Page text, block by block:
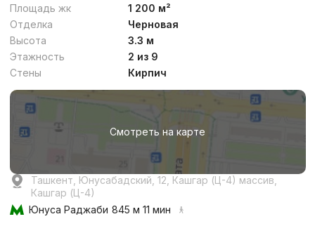
Площадь жк
1 200 м²
Отделка
Черновая
Высота
3.3 м
Этажность
2 из 9
Стены
Кирпич
Смотреть на карте
Ташкент, Юнусабадский, 12, Кашгар (Ц-4) массив,
Кашгар (Ц-4)
Юнуса Раджаби 845 м 11 мин